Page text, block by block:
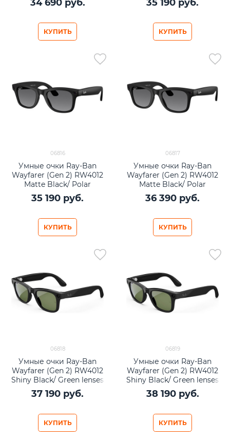
34 690 руб.
КУПИТЬ
35 190 руб.
КУПИТЬ
06816
Умные очки Ray-Ban
Wayfarer (Gen 2) RW4012
Matte Black/ Polar
Gradient Graphite lenses
Size L
35 190 руб.
КУПИТЬ
06817
Умные очки Ray-Ban
Wayfarer (Gen 2) RW4012
Matte Black/ Polar
Gradient Graphite lenses
Size M
36 390 руб.
КУПИТЬ
06818
Умные очки Ray-Ban
Wayfarer (Gen 2) RW4012
Shiny Black/ Green lenses
Size L
37 190 руб.
КУПИТЬ
06819
Умные очки Ray-Ban
Wayfarer (Gen 2) RW4012
Shiny Black/ Green lenses
Size M
38 190 руб.
КУПИТЬ